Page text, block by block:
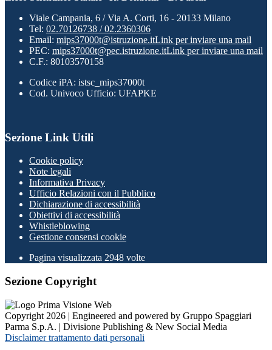
Viale Campania, 6 / Via A. Corti, 16 - 20133 Milano
Tel: 02.70126738 / 02.2360306
Email: mips37000t@istruzione.itLink per inviare una mail
PEC: mips37000t@pec.istruzione.itLink per inviare una mail
C.F.: 80103570158
Codice iPA: istsc_mips37000t
Cod. Univoco Ufficio: UFAPKE
Sezione Link Utili
Cookie policy
Note legali
Informativa Privacy
Ufficio Relazioni con il Pubblico
Dichiarazione di accessibilità
Obiettivi di accessibilità
Whistleblowing
Gestione consensi cookie
Pagina visualizzata 2948 volte
Sezione Copyright
Copyright 2026 | Engineered and powered by Gruppo Spaggiari
Parma S.p.A. | Divisione Publishing & New Social Media
Disclaimer trattamento dati personali